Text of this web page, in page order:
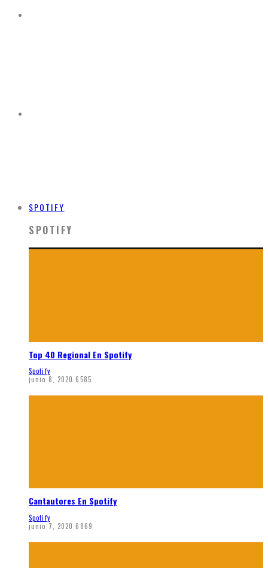
SPOTIFY
SPOTIFY
Top 40 Regional En Spotify
Spotify
junio 8, 2020 6585
Cantautores En Spotify
Spotify
junio 7, 2020 6869